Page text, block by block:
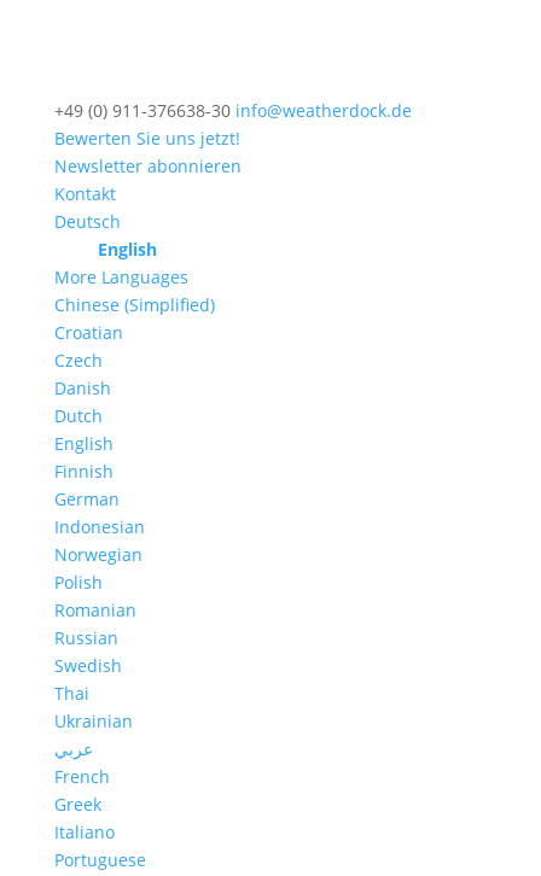
+49 (0) 911-376638-30 info@weatherdock.de
Bewerten Sie uns jetzt!
Newsletter abonnieren
Kontakt
Deutsch
English
More Languages
Chinese (Simplified)
Croatian
Czech
Danish
Dutch
English
Finnish
German
Indonesian
Norwegian
Polish
Romanian
Russian
Swedish
Thai
Ukrainian
عربي
French
Greek
Italiano
Portuguese